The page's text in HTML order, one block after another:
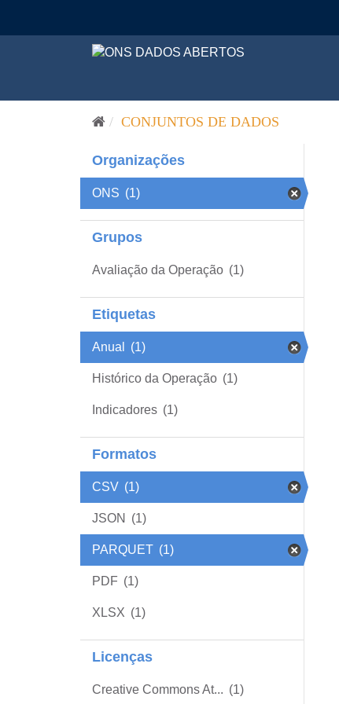
CONJUNTOS DE DADOS
Organizações
ONS (1)
Grupos
Avaliação da Operação (1)
Etiquetas
Anual (1)
Histórico da Operação (1)
Indicadores (1)
Formatos
CSV (1)
JSON (1)
PARQUET (1)
PDF (1)
XLSX (1)
Licenças
Creative Commons At... (1)